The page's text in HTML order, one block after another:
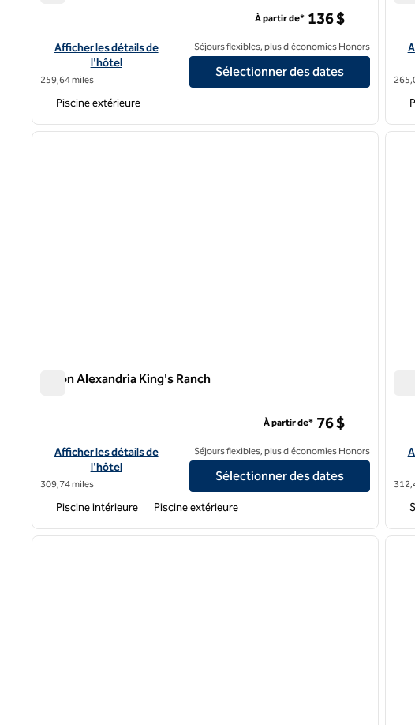
Afficher les détails de l'hôtel Hilton Cairo Zamalek Residences
Afficher les détails de
l'hôtel
259,64 miles
À partir de* 136 $
Séjours flexibles, plus d'économies Honors
Sélectionner des dates
Piscine extérieure
1 sur 11
image
Hilton Alexandria King's Ranch
Afficher les détails de l'hôtel Hilton Alexandria King's Ranch
Afficher les détails de
l'hôtel
309,74 miles
À partir de* 76 $
Séjours flexibles, plus d'économies Honors
Sélectionner des dates
Piscine intérieure Piscine extérieure
1 sur
1 sur 12
image1 sur